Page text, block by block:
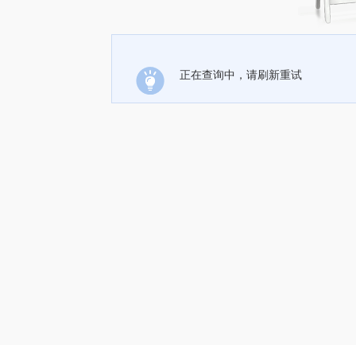
正在查询中，请刷新重试